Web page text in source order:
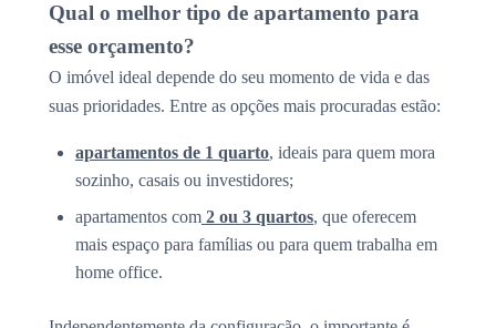
Qual o melhor tipo de apartamento para
esse orçamento?
O imóvel ideal depende do seu momento de vida e das
suas prioridades. Entre as opções mais procuradas estão:
apartamentos de 1 quarto, ideais para quem mora
sozinho, casais ou investidores;
apartamentos com 2 ou 3 quartos, que oferecem
mais espaço para famílias ou para quem trabalha em
home office.